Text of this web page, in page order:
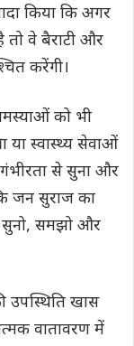
किया कि अगर
वे बैराटी और
करेंगी।
को भी
स्वास्थ्य सेवाओं
गंभीरता से सुना और
जन सुराज का
सुनो, समझो और
खास
वातावरण में